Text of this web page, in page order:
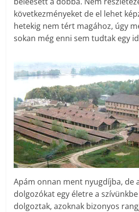
következményeket de el lehet
hetekig nem tért magához, úgy
sokan még enni sem tudtak egy
Apám onnan ment nyugdíjba, de
dolgozókat egy életre a
dolgoztak, azoknak bizonyos